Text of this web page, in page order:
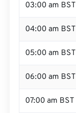
03:00 am BST
04:00 am BST
05:00 am BST
06:00 am BST
07:00 am BST